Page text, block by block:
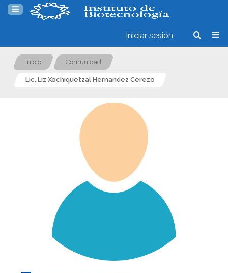
Iniciar sesión
Inicio Comunidad
Lic. Liz Xochiquetzal Hernandez Cerezo